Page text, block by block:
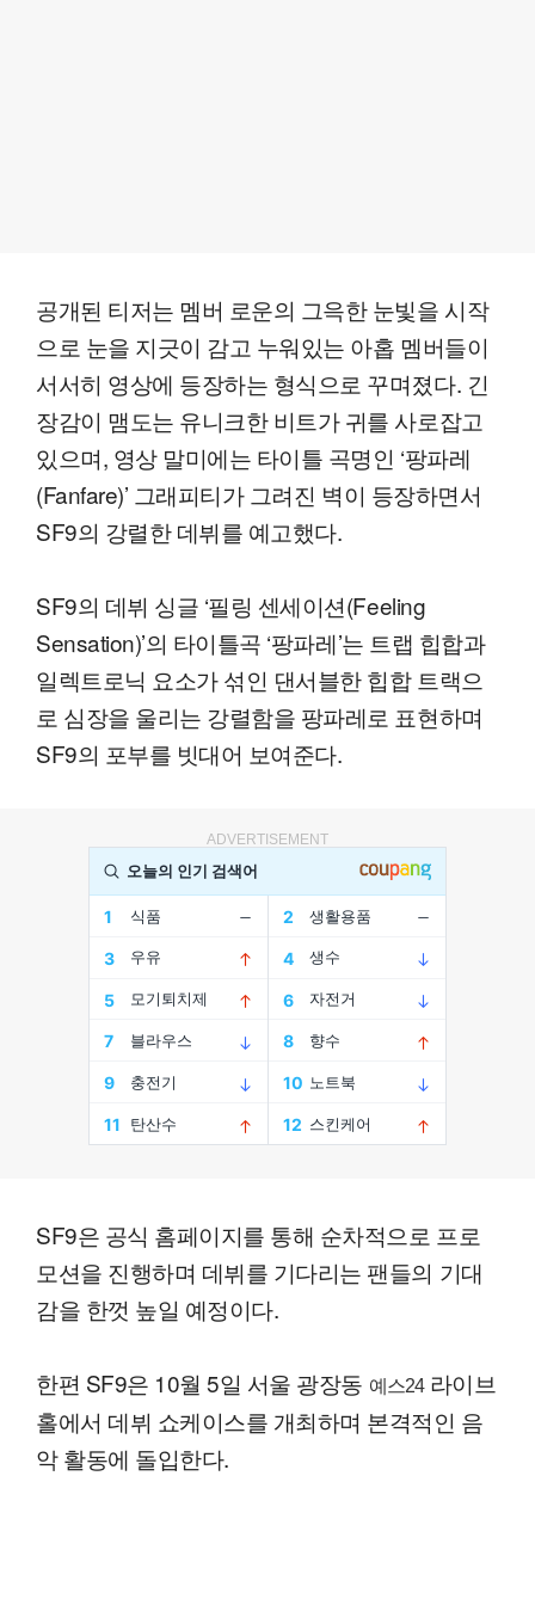
공개된 티저는 멤버 로운의 그윽한 눈빛을 시작
으로 눈을 지긋이 감고 누워있는 아홉 멤버들이
서서히 영상에 등장하는 형식으로 꾸며졌다. 긴
장감이 맴도는 유니크한 비트가 귀를 사로잡고
있으며, 영상 말미에는 타이틀 곡명인 ‘팡파레
(Fanfare)’ 그래피티가 그려진 벽이 등장하면서
SF9의 강렬한 데뷔를 예고했다.
SF9의 데뷔 싱글 ‘필링 센세이션(Feeling
Sensation)’의 타이틀곡 ‘팡파레’는 트랩 힙합과
일렉트로닉 요소가 섞인 댄서블한 힙합 트랙으
로 심장을 울리는 강렬함을 팡파레로 표현하며
SF9의 포부를 빗대어 보여준다.
ADVERTISEMENT
SF9은 공식 홈페이지를 통해 순차적으로 프로
모션을 진행하며 데뷔를 기다리는 팬들의 기대
감을 한껏 높일 예정이다.
한편 SF9은 10월 5일 서울 광장동 예스24라이브
홀에서 데뷔 쇼케이스를 개최하며 본격적인 음
악 활동에 돌입한다.